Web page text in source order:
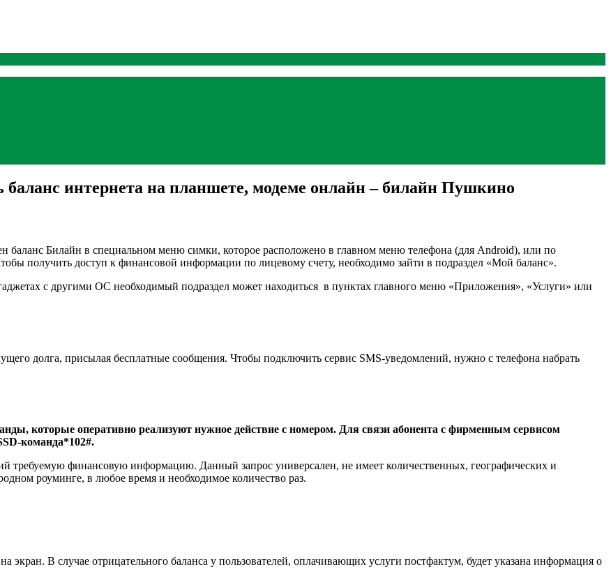
баланс интернета на планшете, модеме онлайн – билайн Пушкино
баланс Билайн в специальном меню симки, которое расположено в главном меню телефона (для Android), или по
получить доступ к финансовой информации по лицевому счету, необходимо зайти в подраздел «Мой баланс».
с другими ОС необходимый подраздел может находиться в пунктах главного меню «Приложения», «Услуги» или
долга, присылая бесплатные сообщения. Чтобы подключить сервис SMS-уведомлений, нужно с телефона набрать
которые оперативно реализуют нужное действие с номером. Для связи абонента с фирменным сервисом
команда*102#.
требуемую финансовую информацию. Данный запрос универсален, не имеет количественных, географических и
роуминге, в любое время и необходимое количество раз.
В случае отрицательного баланса у пользователей, оплачивающих услуги постфактум, будет указана информация о